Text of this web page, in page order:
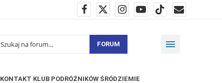
FORUM
KONTAKT KLUB PODRÓŻNIKÓW ŚRÓDZIEMIE